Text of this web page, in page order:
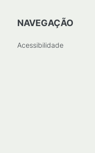
NAVEGAÇÃO
Acessibilidade